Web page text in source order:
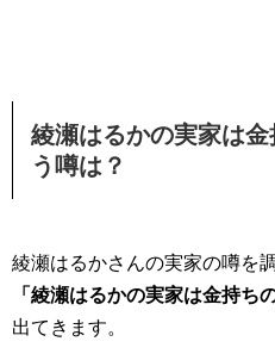
綾瀬はるかの実家は
う噂は？
綾瀬はるかさんの実家の噂を
「綾瀬はるかの実家は金持ち
出てきます。